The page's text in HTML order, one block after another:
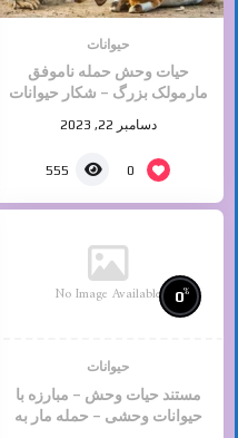
حیوانات
حیات وحش حمله ناموفق
مارمولک بزرگ – شکار حیوانات
دسامبر 22, 2023
0
555
No Image Available 0%
حیوانات
مستند حیات وحش – مبارزه با
حیوانات وحشی – حمله مار به